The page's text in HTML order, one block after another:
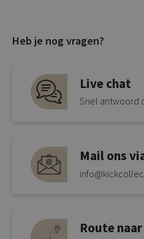
Heb je nog vragen?
Live chat
Snel antwoord
Mail ons
Route